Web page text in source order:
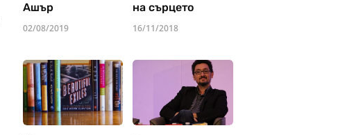
Ашър
02/08/2019
на сърцето
16/11/2018